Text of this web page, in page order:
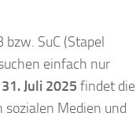
SuC (Stapel
einfach nur
Juli 2025 findet die
Medien und